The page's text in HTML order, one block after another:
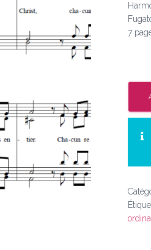
7
Dieu
14-
56)
(CNA